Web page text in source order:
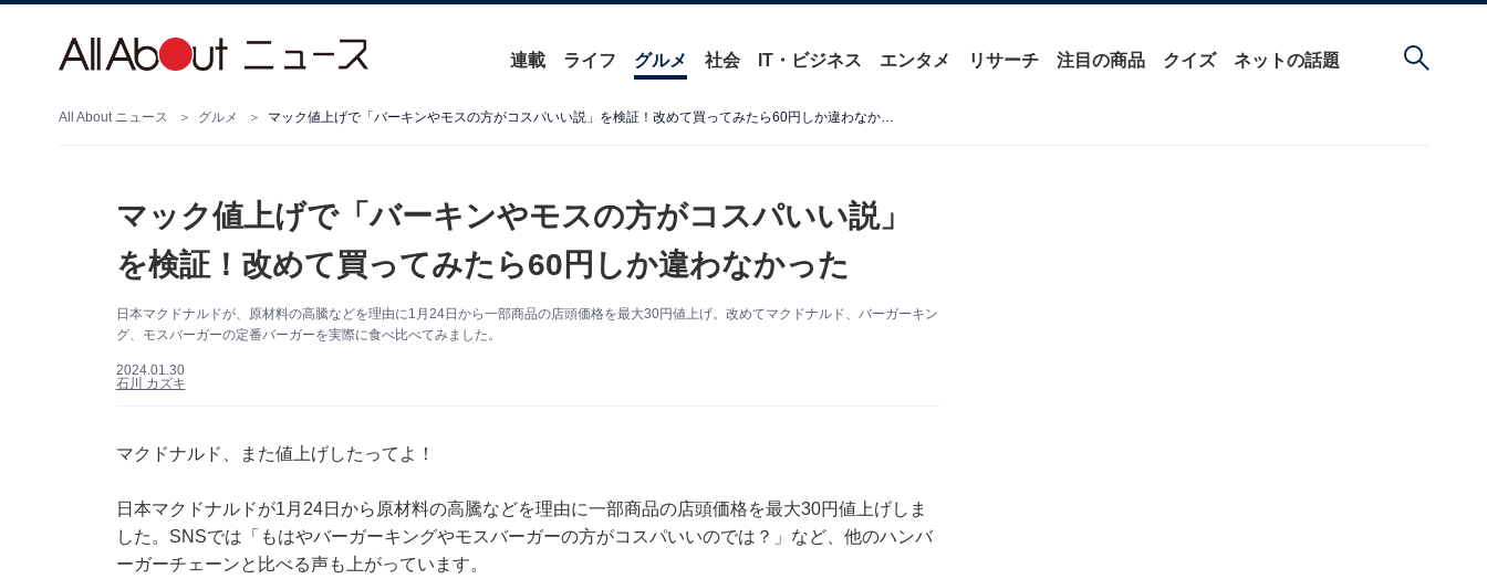
連載 ライフ グルメ 社会 IT・ビジネス エンタメ リサーチ 注目の商品 クイズ ネットの話題
All About ニュース グルメ マック値上げで「バーキンやモスの方がコスパいい説」を検証！改めて買ってみたら60円しか違わなかった
マック値上げで「バーキンやモスの方がコスパいい説」
を検証！改めて買ってみたら60円しか違わなかった
日本マクドナルドが、原材料の高騰などを理由に1月24日から一部商品の店頭価格を最大30円値上げ。改めてマクドナルド、バーガーキン
グ、モスバーガーの定番バーガーを実際に食べ比べてみました。
2024.01.30
石川 カズキ
マクドナルド、また値上げしたってよ！
日本マクドナルドが1月24日から原材料の高騰などを理由に一部商品の店頭価格を最大30円値上げしま
した。SNSでは「もはやバーガーキングやモスバーガーの方がコスパいいのでは？」など、他のハンバ
ーガーチェーンと比べる声も上がっています。